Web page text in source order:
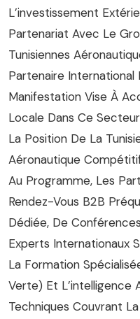
L’investissement
Partenariat Avec Le
Tunisiennes
Partenaire
Manifestation Vise À
Locale Dans Ce
La Position De La
Aéronautique
Au Programme, Les
Rendez-Vous B2B
Dédiée, De
Experts Internationaux
La Formation
Verte) Et L’intelligence
Techniques Couvrant